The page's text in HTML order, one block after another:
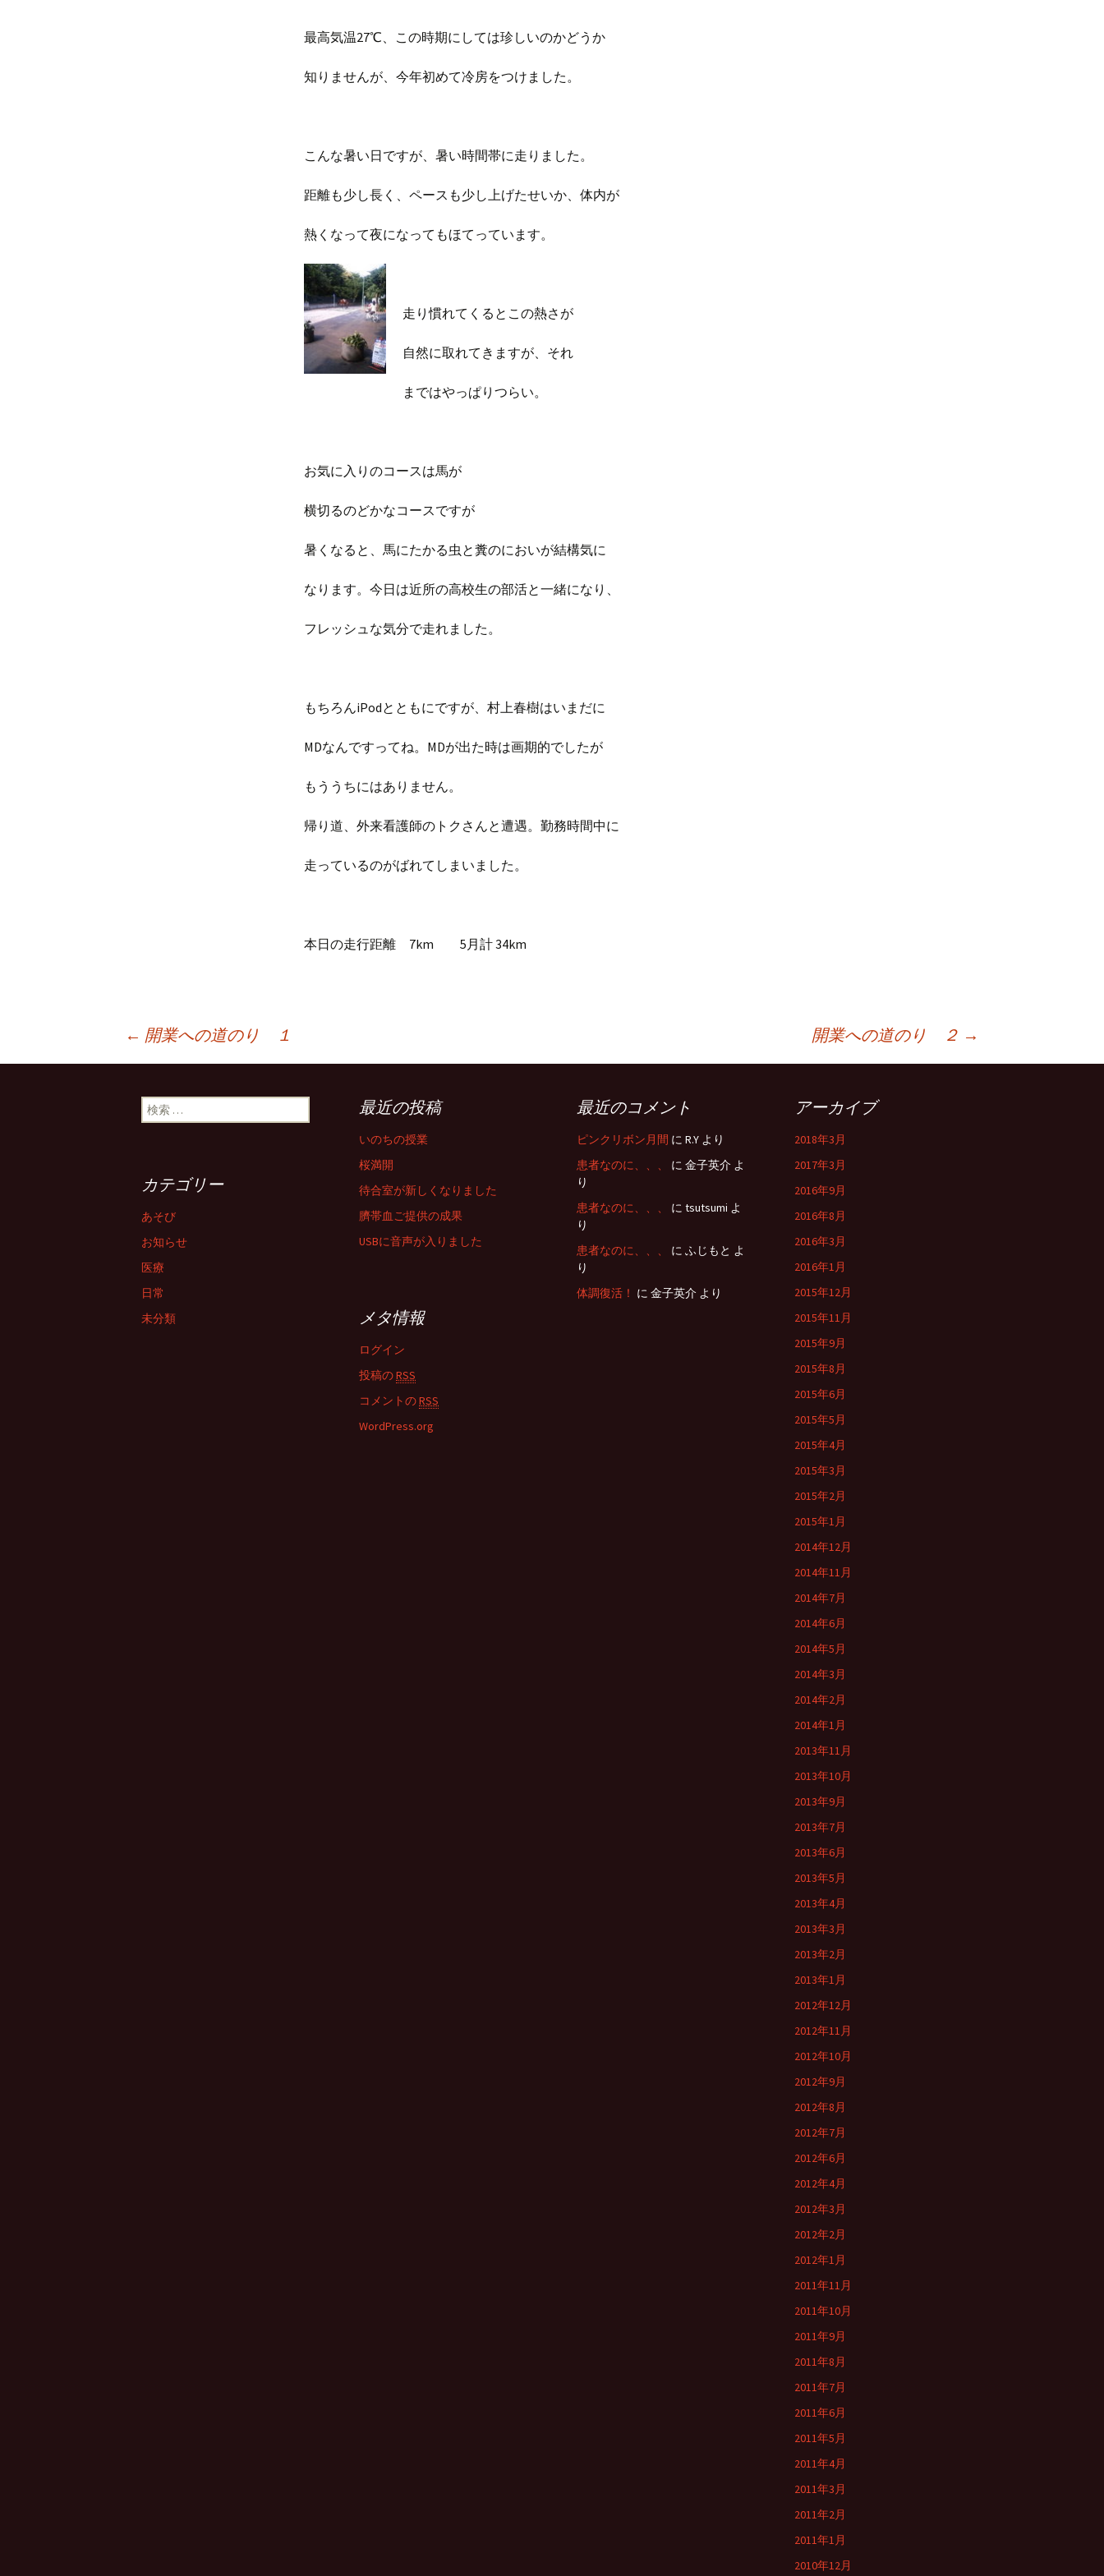
最高気温27℃、この時期にしては珍しいのかどうか
知りませんが、今年初めて冷房をつけました。
こんな暑い日ですが、暑い時間帯に走りました。
距離も少し長く、ペースも少し上げたせいか、体内が
熱くなって夜になってもほてっています。
走り慣れてくるとこの熱さが
自然に取れてきますが、それ
まではやっぱりつらい。
お気に入りのコースは馬が
横切るのどかなコースですが
暑くなると、馬にたかる虫と糞のにおいが結構気に
なります。今日は近所の高校生の部活と一緒になり、
フレッシュな気分で走れました。
もちろんiPodとともにですが、村上春樹はいまだに
MDなんですってね。MDが出た時は画期的でしたが
もううちにはありません。
帰り道、外来看護師のトクさんと遭遇。勤務時間中に
走っているのがばれてしまいました。
本日の走行距離 7km 5月計 34km
投稿ナビゲーション
← 開業への道のり １ 開業への道のり ２ →
検索: 最近の投稿
いのちの授業
桜満開
待合室が新しくなりました
臍帯血ご提供の成果
USBに音声が入りました
最近のコメント
ピンクリボン月間 に R.Y より
患者なのに、、、
に 金子英介 よ
り
患者なのに、、、
に tsutsumi よ
り
患者なのに、、、
に ふじもと よ
り
体調復活！ に 金子英介 より
アーカイブ
2018年3月
2017年3月
2016年9月
2016年8月
2016年3月
2016年1月
2015年12月
2015年11月
2015年9月
2015年8月
2015年6月
2015年5月
2015年4月
2015年3月
2015年2月
2015年1月
2014年12月
2014年11月
2014年7月
2014年6月
2014年5月
2014年3月
2014年2月
2014年1月
2013年11月
2013年10月
2013年9月
2013年7月
2013年6月
2013年5月
2013年4月
2013年3月
2013年2月
2013年1月
2012年12月
2012年11月
2012年10月
2012年9月
2012年8月
2012年7月
2012年6月
2012年4月
2012年3月
2012年2月
2012年1月
2011年11月
2011年10月
2011年9月
2011年8月
2011年7月
2011年6月
2011年5月
2011年4月
2011年3月
2011年2月
2011年1月
2010年12月
カテゴリー
あそび
お知らせ
医療
日常
未分類
メタ情報
ログイン
投稿のRSS
コメントのRSS
WordPress.org